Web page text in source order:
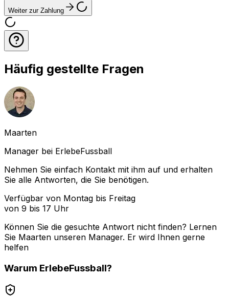
Weiter zur Zahlung
Häufig gestellte Fragen
Maarten
Manager bei ErlebeFussball
Nehmen Sie einfach Kontakt mit ihm auf und erhalten
Sie alle Antworten, die Sie benötigen.
Verfügbar von Montag bis Freitag
von 9 bis 17 Uhr
Können Sie die gesuchte Antwort nicht finden? Lernen
Sie Maarten unseren Manager. Er wird Ihnen gerne
helfen
Warum ErlebeFussball?